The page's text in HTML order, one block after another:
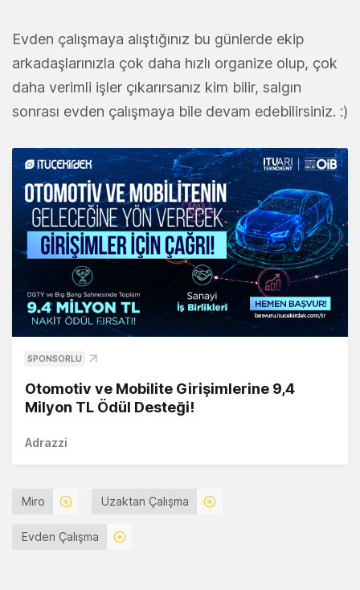
Evden çalışmaya alıştığınız bu günlerde ekip
arkadaşlarınızla çok daha hızlı organize olup, çok
daha verimli işler çıkarırsanız kim bilir, salgın
sonrası evden çalışmaya bile devam edebilirsiniz. :)
SPONSORLU
Otomotiv ve Mobilite Girişimlerine 9,4
Milyon TL Ödül Desteği!
Adrazzi
Miro Uzaktan Çalışma
Evden Çalışma